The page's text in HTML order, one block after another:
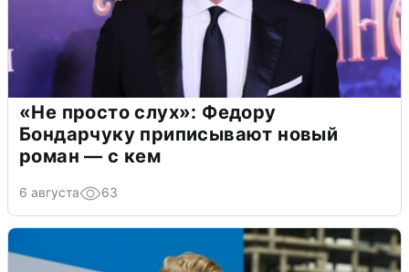
«Не просто слух»: Федору
Бондарчуку приписывают новый
роман — с кем
6 августа 63